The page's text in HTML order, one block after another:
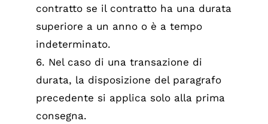
contratto se il contratto ha una durata
superiore a un anno o è a tempo
indeterminato.
6. Nel caso di una transazione di
durata, la disposizione del paragrafo
precedente si applica solo alla prima
consegna.